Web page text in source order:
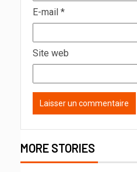
E-mail *
Site web
MORE STORIES